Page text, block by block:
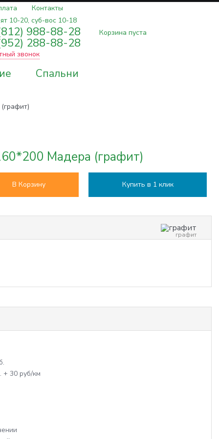
Контакты
10-20, суб-вос 10-18
988-88-28
288-88-28
звонок
Корзина пуста
Спальни
Мадера (графит)
В Корзину Купить в 1 клик
графит
+ 30 руб/км